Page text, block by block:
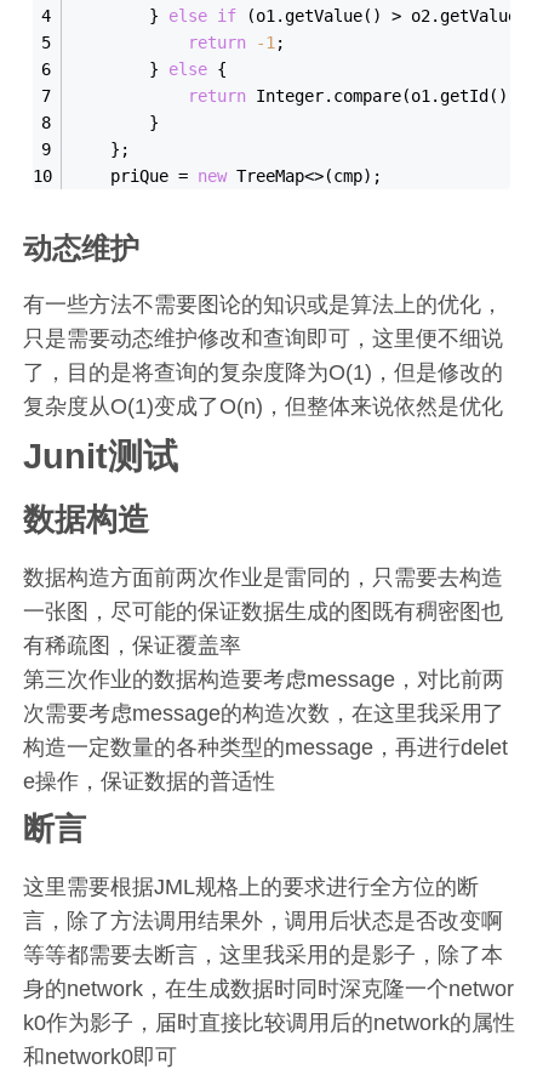
        }
else if (o1.getValue() > o2.getValue()
return
-1 ;
        }
else {
return Integer. compare(o1.getId()
        }
    };
    priQue =
new TreeMap<>(cmp);
动态维护
有一些方法不需要图论的知识或是算法上的优化，
只是需要动态维护修改和查询即可，这里便不细说
了，目的是将查询的复杂度降为O(1)，但是修改的
复杂度从O(1)变成了O(n)，但整体来说依然是优化
Junit测试
数据构造
数据构造方面前两次作业是雷同的，只需要去构造
一张图，尽可能的保证数据生成的图既有稠密图也
有稀疏图，保证覆盖率
第三次作业的数据构造要考虑message，对比前两
次需要考虑message的构造次数，在这里我采用了
构造一定数量的各种类型的message，再进行delet
e操作，保证数据的普适性
断言
这里需要根据JML规格上的要求进行全方位的断
言，除了方法调用结果外，调用后状态是否改变啊
等等都需要去断言，这里我采用的是影子，除了本
身的network，在生成数据时同时深克隆一个networ
k0作为影子，届时直接比较调用后的network的属性
和network0即可